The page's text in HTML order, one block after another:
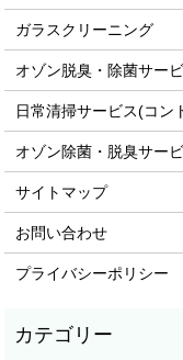
ガラスクリーニング
オゾン脱臭・除菌サー
日常清掃サービス(コン
オゾン除菌・脱臭サー
サイトマップ
お問い合わせ
プライバシーポリシー